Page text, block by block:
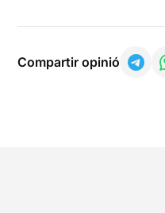
Compartir opinió